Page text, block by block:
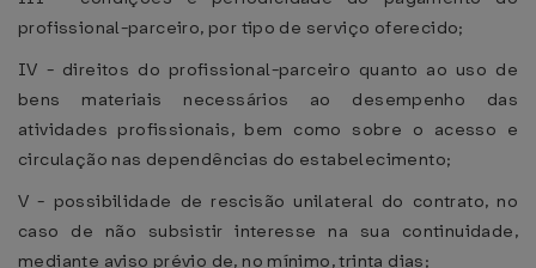
profissional-parceiro, por tipo de serviço oferecido;
IV - direitos do profissional-parceiro quanto ao uso de
bens materiais necessários ao desempenho das
atividades profissionais, bem como sobre o acesso e
circulação nas dependências do estabelecimento;
V - possibilidade de rescisão unilateral do contrato, no
caso de não subsistir interesse na sua continuidade,
mediante aviso prévio de, no mínimo, trinta dias;